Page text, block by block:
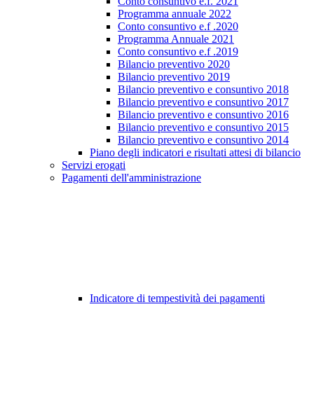
Programma annuale 2022
Conto consuntivo e.f .2020
Programma Annuale 2021
Conto consuntivo e.f .2019
Bilancio preventivo 2020
Bilancio preventivo 2019
Bilancio preventivo e consuntivo 2018
Bilancio preventivo e consuntivo 2017
Bilancio preventivo e consuntivo 2016
Bilancio preventivo e consuntivo 2015
Bilancio preventivo e consuntivo 2014
Piano degli indicatori e risultati attesi di bilancio
Servizi erogati
Pagamenti dell'amministrazione
Indicatore di tempestività dei pagamenti